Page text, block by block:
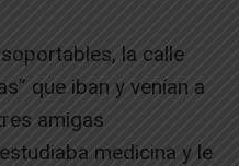
la calle
que iban y venían a
amigas
medicina y le